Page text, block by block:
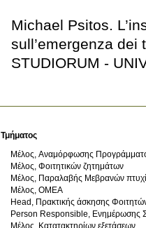
Michael Psitos.
sull’emergenza dei
STUDIORUM -
Τμήματος
Μέλος, Αναμόρφωσης
Μέλος, Φοιτητικών ζητημάτων
Μέλος, Παραλαβής Μεβρανών
Μέλος, OMEA
Head, Πρακτικής άσκησης
Person Responsible, Ενημέρωσης
Μέλος, Κατατακτηρίων εξετάσεων